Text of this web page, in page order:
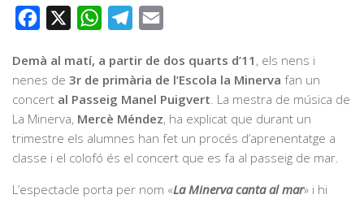
Facebook WhatsAppTelegram
Demà al matí, a partir de dos quarts d’11 , els nens i
nenes de 3r de primària de l’Escola la Minerva fan un
concert al Passeig Manel Puigvert . La mestra de música de
La Minerva, Mercè Méndez, ha explicat que durant un
trimestre els alumnes han fet un procés d’aprenentatge a
classe i el colofó és el concert que es fa al passeig de mar.
L’espectacle porta per nom «La Minerva canta al mar» i hi